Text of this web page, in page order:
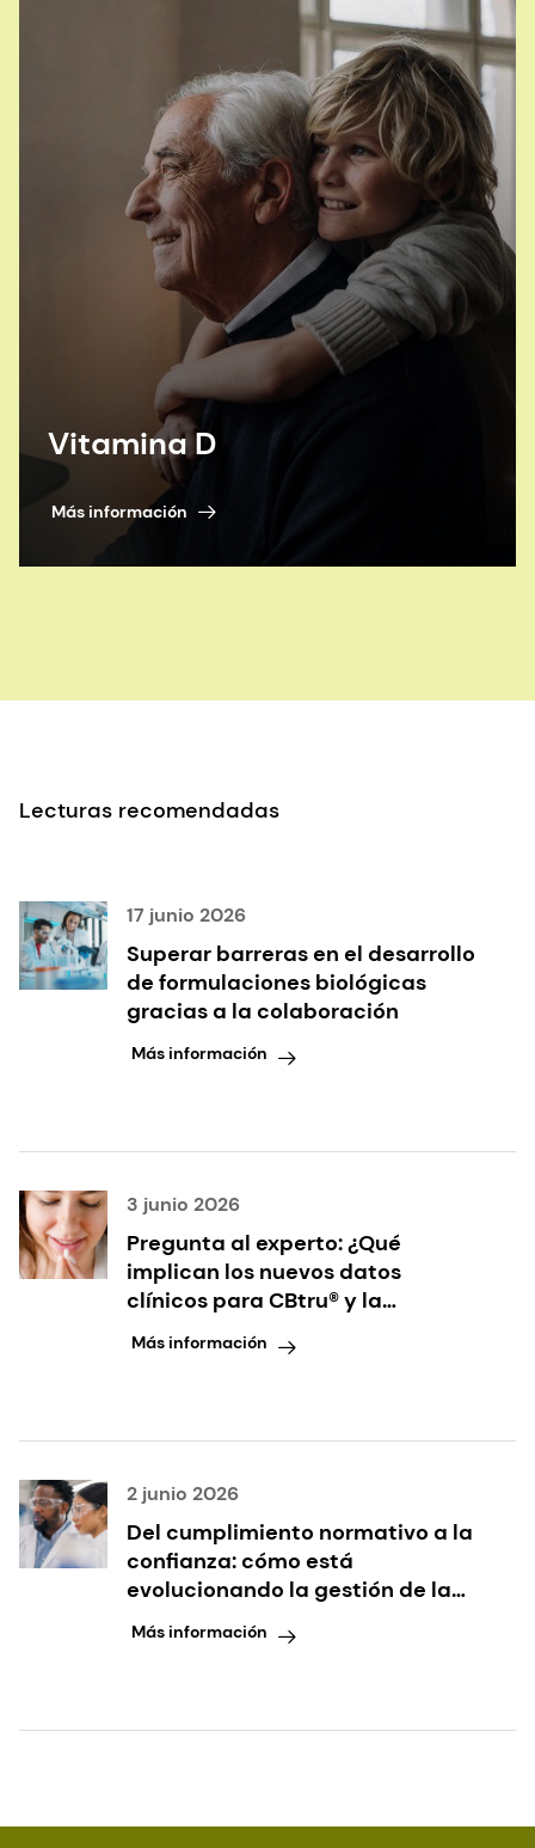
Vitamina D
Más información
Lecturas recomendadas
17 junio 2026
Superar barreras en el desarrollo
de formulaciones biológicas
gracias a la colaboración
Más información
3 junio 2026
Pregunta al experto: ¿Qué
implican los nuevos datos
clínicos para CBtru® y la
administración de fármacos
sólidos por vía oral?
Más información
2 junio 2026
Del cumplimiento normativo a la
confianza: cómo está
evolucionando la gestión de la
calidad en el sector
farmacéutico
Más información